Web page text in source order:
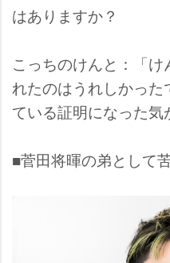
はありますか？
こっちのけんと：「け
れたのはうれしかった
ている証明になった気
■菅田将暉の弟として